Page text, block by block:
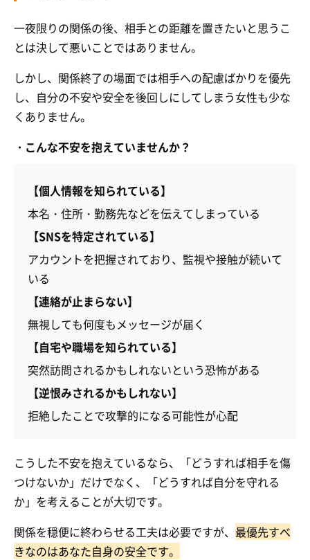
一夜限りの関係の後、相手との距離を置きたいと思うこ
とは決して悪いことではありません。
しかし、関係終了の場面では相手への配慮ばかりを優先
し、自分の不安や安全を後回しにしてしまう女性も少な
くありません。
・こんな不安を抱えていませんか？
【個人情報を知られている】
本名・住所・勤務先などを伝えてしまっている
【SNSを特定されている】
アカウントを把握されており、監視や接触が続いて
いる
【連絡が止まらない】
無視しても何度もメッセージが届く
【自宅や職場を知られている】
突然訪問されるかもしれないという恐怖がある
【逆恨みされるかもしれない】
拒絶したことで攻撃的になる可能性が心配
こうした不安を抱えているなら、「どうすれば相手を傷
つけないか」だけでなく、「どうすれば自分を守れる
か」を考えることが大切です。
関係を穏便に終わらせる工夫は必要ですが、 最優先すべ
きなのはあなた自身の安全です。